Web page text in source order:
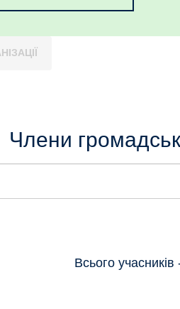
Члени
Всього